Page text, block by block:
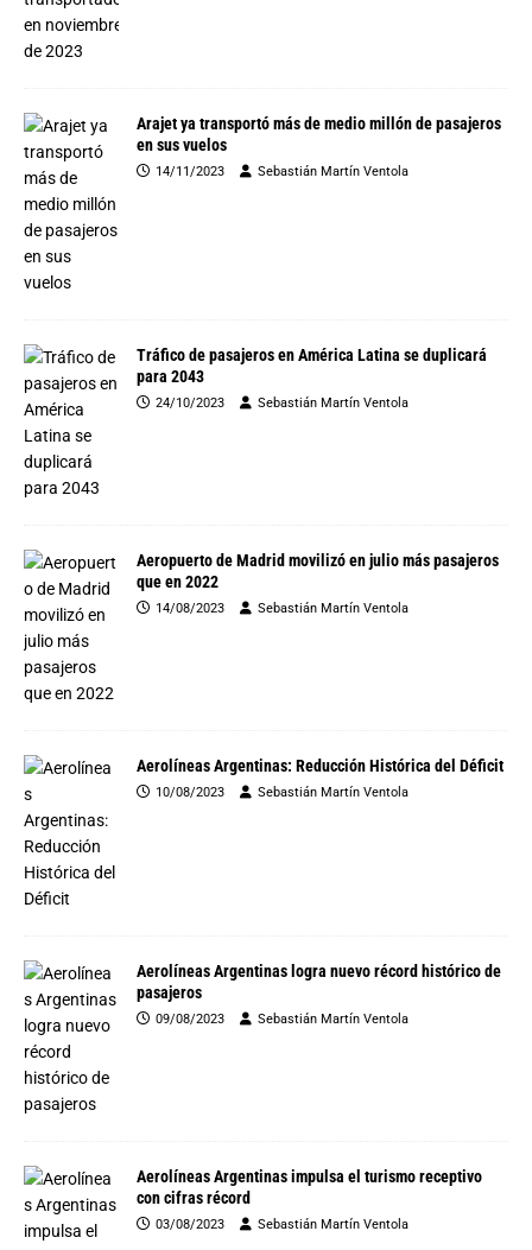
Arajet ya transportó más de medio millón de pasajeros
en sus vuelos
14/11/2023 Sebastián Martín Ventola
Tráfico de pasajeros en América Latina se duplicará
para 2043
24/10/2023 Sebastián Martín Ventola
Aeropuerto de Madrid movilizó en julio más pasajeros
que en 2022
14/08/2023 Sebastián Martín Ventola
Aerolíneas Argentinas: Reducción Histórica del Déficit
10/08/2023 Sebastián Martín Ventola
Aerolíneas Argentinas logra nuevo récord histórico de
pasajeros
09/08/2023 Sebastián Martín Ventola
Aerolíneas Argentinas impulsa el turismo receptivo
con cifras récord
03/08/2023 Sebastián Martín Ventola